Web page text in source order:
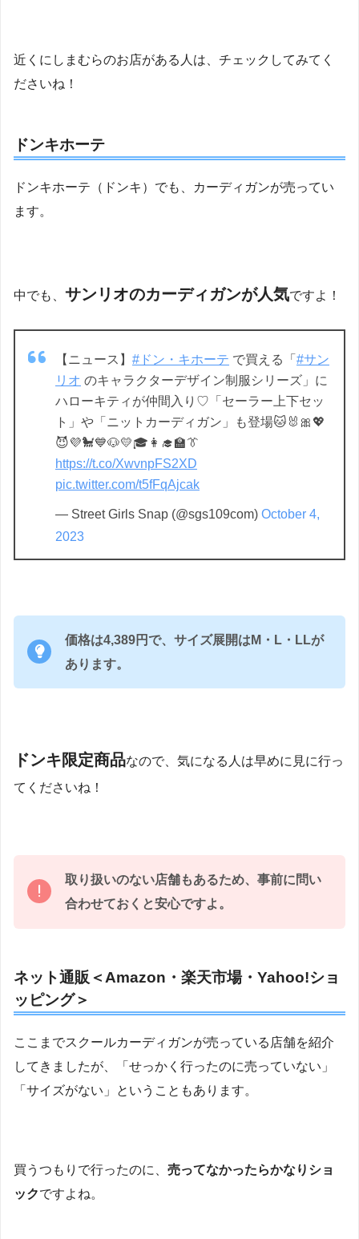
近くにしまむらのお店がある人は、チェックしてみてく
ださいね！
ドンキホーテ
ドンキホーテ（ドンキ）でも、カーディガンが売ってい
ます。
中でも、 サンリオのカーディガンが人気ですよ！
【ニュース】 #ドン・キホーテ で買える「 #サン
リオ のキャラクターデザイン制服シリーズ」に
ハローキティが仲間入り♡「セーラー上下セッ
ト」や「ニットカーディガン」も登場🐱🐰🎀💖
😈💜🐩💙🐶💛🎓👩‍🎓🏫👔
https://t.co/XwvnpFS2XD
pic.twitter.com/t5fFqAjcak
— Street Girls Snap (@sgs109com) October 4,
2023
価格は4,389円で、サイズ展開はM・L・LLが
あります。
ドンキ限定商品なので、気になる人は早めに見に行っ
てくださいね！
取り扱いのない店舗もあるため、事前に問い
合わせておくと安心ですよ。
ネット通販＜Amazon・楽天市場・Yahoo!ショ
ッピング＞
ここまでスクールカーディガンが売っている店舗を紹介
してきましたが、「せっかく行ったのに売っていない」
「サイズがない」ということもあります。
買うつもりで行ったのに、 売ってなかったらかなりショ
ックですよね。